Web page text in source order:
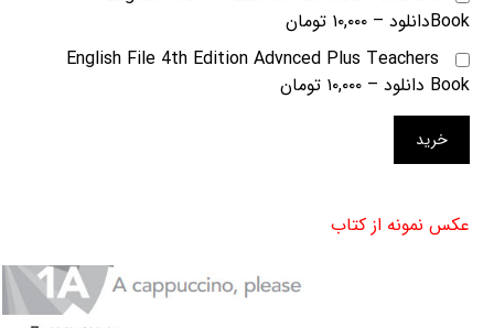
Bookدانلود
–۱۰,۰۰۰ تومان
English File 4th Edition Advnced Plus Teachers
Book دانلود
–۱۰,۰۰۰ تومان
خرید
عکس نمونه از کتاب